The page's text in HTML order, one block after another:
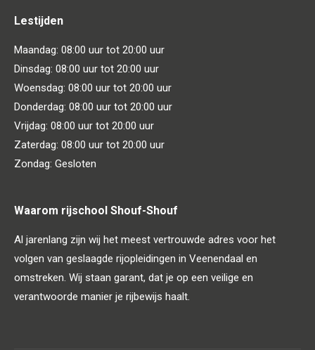
Lestijden
Maandag: 08:00 uur tot 20:00 uur
Dinsdag: 08:00 uur tot 20:00 uur
Woensdag: 08:00 uur tot 20:00 uur
Donderdag: 08:00 uur tot 20:00 uur
Vrijdag: 08:00 uur tot 20:00 uur
Zaterdag: 08:00 uur tot 20:00 uur
Zondag: Gesloten
Waarom rijschool Shouf-Shouf
Al jarenlang zijn wij het meest vertrouwde adres voor het
volgen van geslaagde rijopleidingen in Veenendaal en
omstreken. Wij staan garant, dat je op een veilige en
verantwoorde manier je rijbewijs haalt.